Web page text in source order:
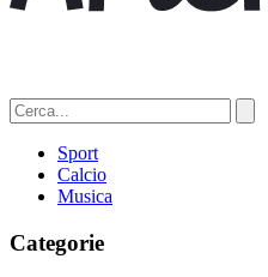
Sport
Calcio
Musica
Categorie